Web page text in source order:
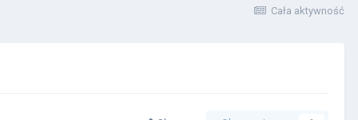
Cała aktywność